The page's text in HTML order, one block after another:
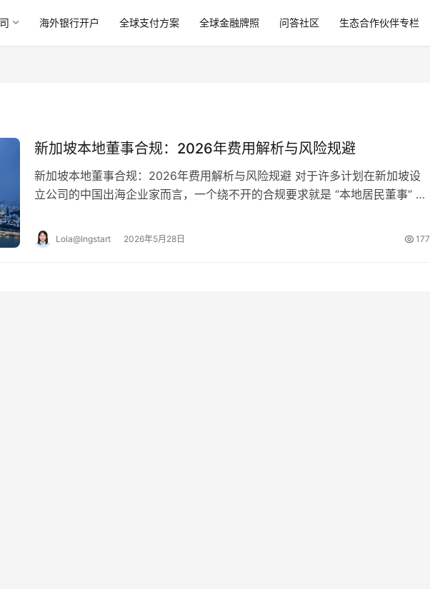
海外银行开户 全球支付方案 全球金融牌照 问答社区 生态合作伙伴专栏
新加坡本地董事合规：2026年费用解析与风险规避
新加坡本地董事合规：2026年费用解析与风险规避 对于许多计划在新加坡设
立公司的中国出海企业家而言，一个绕不开的合规要求就是 “本地居民董事” 。
Lola@Ingstart 2026年5月28日 177